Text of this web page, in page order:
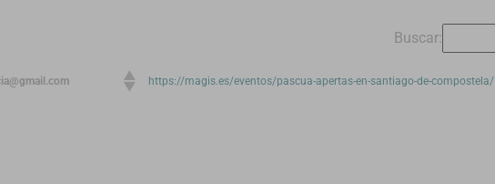
Buscar:
https://magis.es/eventos/pascua-apertas-en-santiago-de-compostela/